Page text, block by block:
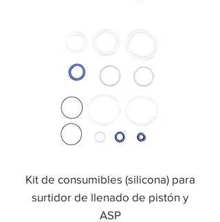
Kit de consumibles (silicona) para
surtidor de llenado de pistón y
ASP